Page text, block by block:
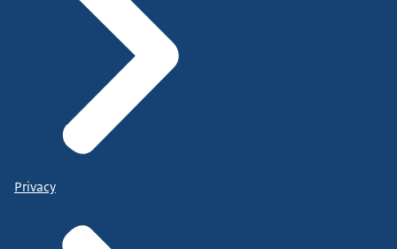
Privacy